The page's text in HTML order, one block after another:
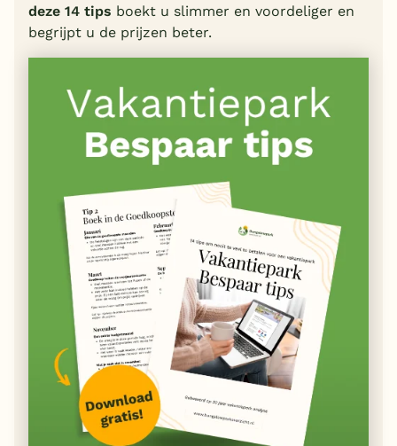
deze 14 tips boekt u slimmer en voordeliger en
begrijpt u de prijzen beter.